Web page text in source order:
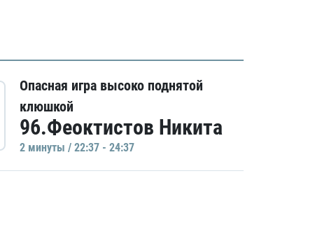
Опасная игра высоко поднятой
клюшкой
96.Феоктистов Никита
2 минуты / 22:37 - 24:37